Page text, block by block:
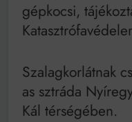
Bitumenes lapostetők: a
működik, ha jól van
gépkocsi,
Szalagkorlátnak
as sztráda
Kál térségében.